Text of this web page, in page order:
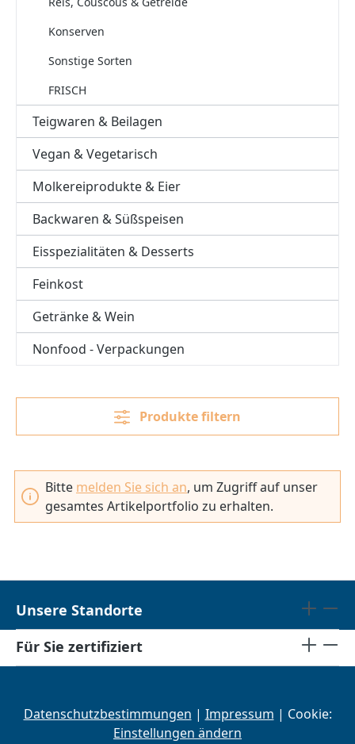
Konserven
Sonstige Sorten
FRISCH
Teigwaren & Beilagen
Vegan & Vegetarisch
Molkereiprodukte & Eier
Backwaren & Süßspeisen
Eisspezialitäten & Desserts
Feinkost
Getränke & Wein
Nonfood - Verpackungen
Produkte filtern
Bitte melden Sie sich an, um Zugriff auf unser
gesamtes Artikelportfolio zu erhalten.
Unsere Standorte
Für Sie zertifiziert
Datenschutzbestimmungen | Impressum | Cookie:
Einstellungen ändern